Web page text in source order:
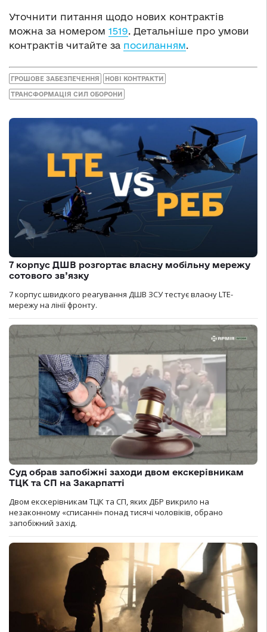
Уточнити питання щодо нових контрактів
можна за номером 1519. Детальніше про умови
контрактів читайте за посиланням.
ГРОШОВЕ ЗАБЕЗПЕЧЕННЯ НОВІ КОНТРАКТИ
ТРАНСФОРМАЦІЯ СИЛ ОБОРОНИ
7 корпус ДШВ розгортає власну мобільну мережу
сотового зв’язку
7 корпус швидкого реагування ДШВ ЗСУ тестує власну LTE-
мережу на лінії фронту.
Суд обрав запобіжні заходи двом екскерівникам
ТЦК та СП на Закарпатті
Двом екскерівникам ТЦК та СП, яких ДБР викрило на
незаконному «списанні» понад тисячі чоловіків, обрано
запобіжний захід.